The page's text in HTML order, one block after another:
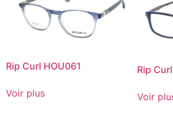
Rip Curl HOU061
Voir plus
Rip
Voir